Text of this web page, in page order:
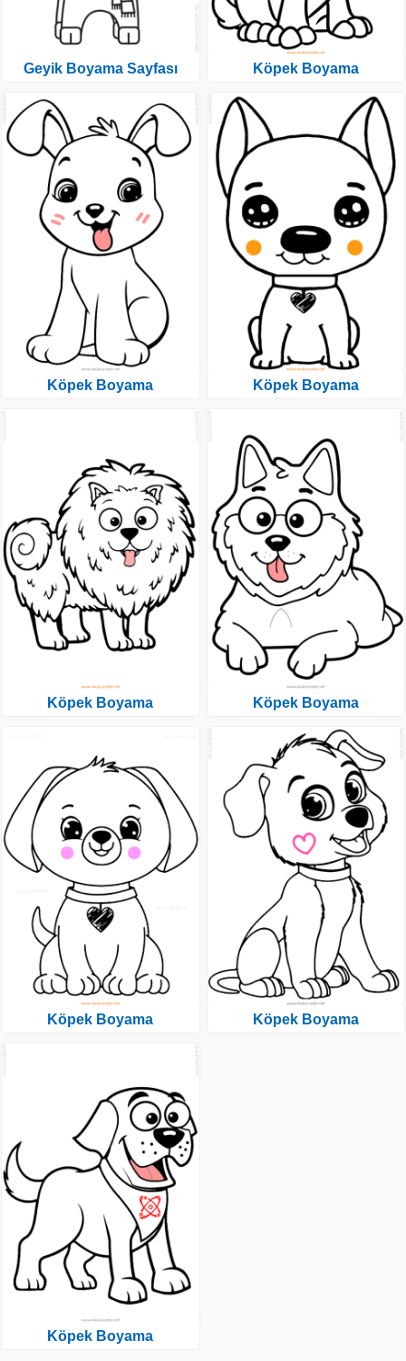
Geyik Boyama Sayfası
Köpek Boyama
Köpek Boyama
Köpek Boyama
Köpek Boyama
Köpek Boyama
Köpek Boyama
Köpek Boyama
Köpek Boyama